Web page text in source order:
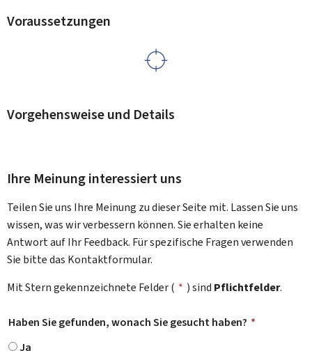
Voraussetzungen
Vorgehensweise und Details
Ihre Meinung interessiert uns
Teilen Sie uns Ihre Meinung zu dieser Seite mit. Lassen Sie uns
wissen, was wir verbessern können. Sie erhalten keine
Antwort auf Ihr Feedback. Für spezifische Fragen verwenden
Sie bitte das Kontaktformular.
Mit Stern gekennzeichnete Felder ( * ) sind Pflichtfelder.
Haben Sie gefunden, wonach Sie gesucht haben? *
Ja